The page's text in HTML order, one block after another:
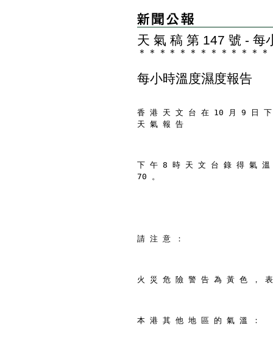
天 氣 稿 第 147 號 - 每
＊ ＊ ＊ ＊ ＊ ＊ ＊ ＊ ＊ ＊ ＊ ＊ ＊
每小時溫度濕度報告
香 港 天 文 台 在 10 月 9 日
天 氣 報 告
下 午 8 時 天 文 台 錄 得 氣
70 。
請 注 意 ：
火 災 危 險 警 告 為 黃 色 ，
本 港 其 他 地 區 的 氣 溫 ：